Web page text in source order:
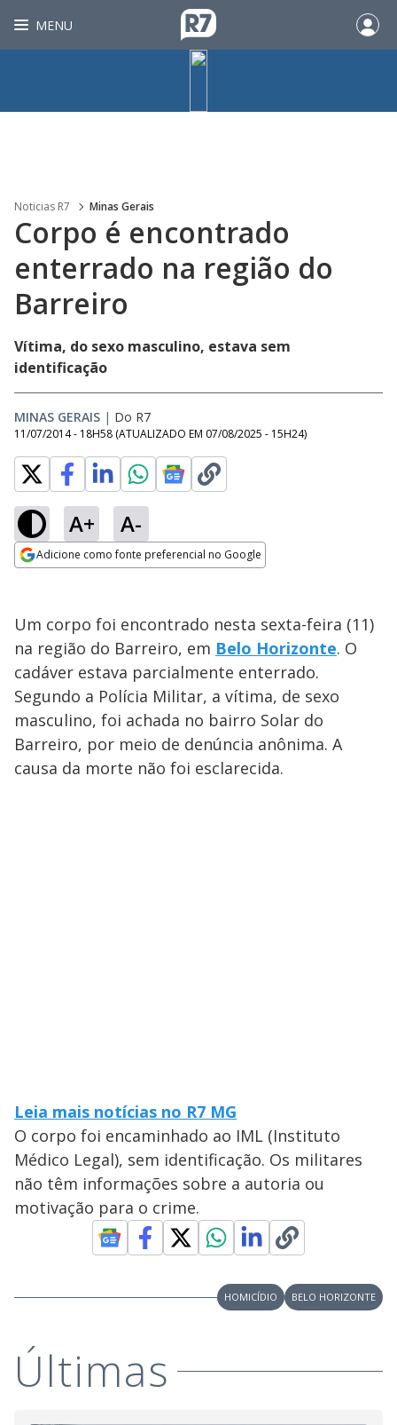
MENU
Noticias R7 Minas Gerais
Corpo é encontrado
enterrado na região do
Barreiro
Vítima, do sexo masculino, estava sem
identificação
MINAS GERAIS | Do R7
11/07/2014 - 18H58 (ATUALIZADO EM 07/08/2025 - 15H24)
A+ A-
Adicione como fonte preferencial no Google
Um corpo foi encontrado nesta sexta-feira (11)
na região do Barreiro, em Belo Horizonte. O
cadáver estava parcialmente enterrado.
Segundo a Polícia Militar, a vítima, de sexo
masculino, foi achada no bairro Solar do
Barreiro, por meio de denúncia anônima. A
causa da morte não foi esclarecida.
Leia mais notícias no R7 MG
O corpo foi encaminhado ao IML (Instituto
Médico Legal), sem identificação. Os militares
não têm informações sobre a autoria ou
motivação para o crime.
HOMICÍDIO BELO HORIZONTE
Últimas